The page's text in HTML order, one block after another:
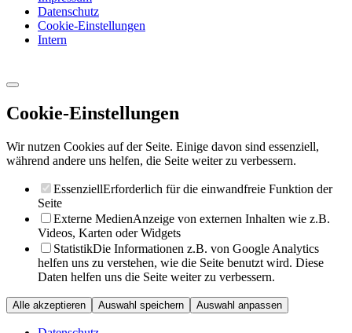
Datenschutz
Cookie-Einstellungen
Intern
Cookie-Einstellungen
Wir nutzen Cookies auf der Seite. Einige davon sind essenziell,
während andere uns helfen, die Seite weiter zu verbessern.
EssenziellErforderlich für die einwandfreie Funktion der
Seite
Externe MedienAnzeige von externen Inhalten wie z.B.
Videos, Karten oder Widgets
StatistikDie Informationen z.B. von Google Analytics
helfen uns zu verstehen, wie die Seite benutzt wird. Diese
Daten helfen uns die Seite weiter zu verbessern.
Alle akzeptieren Auswahl speichern Auswahl anpassen